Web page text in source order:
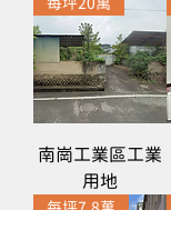
南崗工業區工業
用地
每坪7.8萬